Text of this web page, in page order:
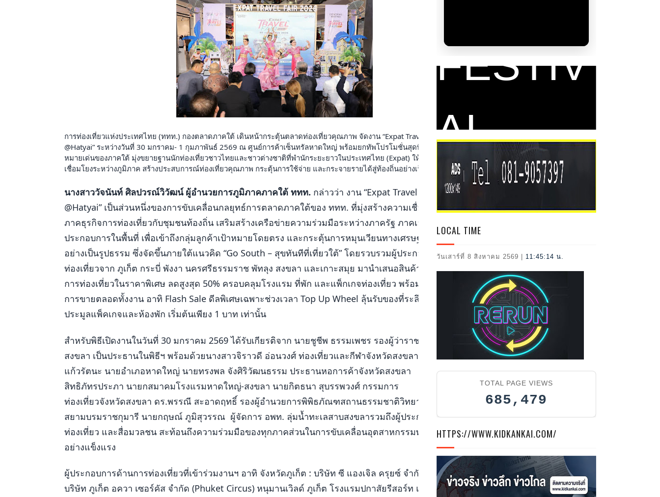
การท่องเที่ยวแห่งประเทศไทย (ททท.) กองตลาดภาคใต้ เดินหน้ากระตุ้นตลาดท่องเที่ยวคุณภาพ จัดงาน “Expat Travel Fair 2026
@Hatyai” ระหว่างวันที่ 30 มกราคม- 1 กุมภาพันธ์ 2569 ณ ศูนย์การค้าเซ็นทรัลหาดใหญ่ พร้อมยกทัพโปรโมชั่นสุดพิเศษจาก 7 หมุด
หมายเด่นของภาคใต้ มุ่งขยายฐานนักท่องเที่ยวชาวไทยและชาวต่างชาติที่พำนักระยะยาวในประเทศไทย (Expat) ให้เกิดการเดินทาง
เชื่อมโยงระหว่างภูมิภาค สร้างประสบการณ์ท่องเที่ยวคุณภาพ กระตุ้นการใช้จ่าย และกระจายรายได้สู่ท้องถิ่นอย่างเป็นรูปธรรม
นางสาววัจนันท์ ศิลปวรณ์วิวัฒน์ ผู้อำนวยการภูมิภาคภาคใต้ ททท. กล่าวว่า งาน “Expat Travel Fair 2026
@Hatyai” เป็นส่วนหนึ่งของการขับเคลื่อนกลยุทธ์การตลาดภาคใต้ของ ททท. ที่มุ่งสร้างความเชื่อมโยงระหว่าง
ภาคธุรกิจการท่องเที่ยวกับชุมชนท้องถิ่น เสริมสร้างเครือข่ายความร่วมมือระหว่างภาครัฐ ภาคเอกชน และผู้
ประกอบการในพื้นที่ เพื่อเข้าถึงกลุ่มลูกค้าเป้าหมายโดยตรง และกระตุ้นการหมุนเวียนทางเศรษฐกิจระดับภูมิภาค
อย่างเป็นรูปธรรม ซึ่งจัดขึ้นภายใต้แนวคิด “Go South – สุขทันทีที่เที่ยวใต้” โดยรวบรวมผู้ประกอบการด้านการ
ท่องเที่ยวจาก ภูเก็ต กระบี่ พังงา นครศรีธรรมราช พัทลุง สงขลา และเกาะสมุย มานำเสนอสินค้าและบริการด้าน
การท่องเที่ยวในราคาพิเศษ ลดสูงสุด 50% ครอบคลุมโรงแรม ที่พัก และแพ็กเกจท่องเที่ยว พร้อมกิจกรรมส่งเสริม
การขายตลอดทั้งงาน อาทิ Flash Sale ดีลพิเศษเฉพาะช่วงเวลา Top Up Wheel ลุ้นรับของที่ระลึก และการ
ประมูลแพ็คเกจและห้องพัก เริ่มต้นเพียง 1 บาท เท่านั้น
สำหรับพิธีเปิดงานในวันที่ 30 มกราคม 2569 ได้รับเกียรติจาก นายชูชีพ ธรรมเพชร รองผู้ว่าราชการจังหวัด
สงขลา เป็นประธานในพิธีฯ พร้อมด้วยนางสาวจิราวดี อ่อนวงศ์ ท่องเที่ยวและกีฬาจังหวัดสงขลา นายเอกชัย
แก้วรัตนะ นายอำเภอหาดใหญ่ นายทรงพล จังศิริวัฒนธรรม ประธานหอการค้าจังหวัดสงขลา ดร.สิทธิพงษ์
สิทธิภัทรประภา นายกสมาคมโรงแรมหาดใหญ่-สงขลา นายกิตธนา สุบรรพวงศ์ กรรมการ สภาอุตสาหกรรม
ท่องเที่ยวจังหวัดสงขลา ดร.พรรณี สะอาดฤทธิ์ รองผู้อำนวยการพิพิธภัณฑสถานธรรมชาติวิทยา ๕๐ พรรษา
สยามบรมราชกุมารี นายกฤษณ์ ภูมิสุวรรณ ผู้จัดการ อพท. ลุ่มน้ำทะเลสาบสงขลารวมถึงผู้ประกอบการด้านการ
ท่องเที่ยว และสื่อมวลชน สะท้อนถึงความร่วมมือของทุกภาคส่วนในการขับเคลื่อนอุตสาหกรรมท่องเที่ยวภาคใต้
อย่างแข็งแรง
ผู้ประกอบการด้านการท่องเที่ยวที่เข้าร่วมงานฯ อาทิ จังหวัดภูเก็ต : บริษัท ซี แองเจิล ครุยซ์ จํากัด (Sea Angle)
บริษัท ภูเก็ต อควา เซอร์คัส จํากัด (Phuket Circus) หนุมานเวิลด์ ภูเก็ต โรงแรมปกาสัยรีสอร์ท และ เรด จินเจอร์
FESTIV
AL
2026
LOCAL TIME
วันเสาร์ที่ 8 สิงหาคม 2569 | 11:45:15 น.
TOTAL PAGE VIEWS
685,479
HTTPS://WWW.KIDKANKAI.COM/